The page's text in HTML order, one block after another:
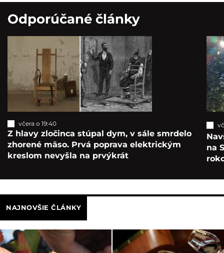
Odporúčané články
včera o 19:40
Z hlavy zločinca stúpal dym, v sále smrdelo
zhorené mäso. Prvá poprava elektrickým
kreslom nevyšla na prvýkrát
na
NAJNOVŠIE ČLÁNKY